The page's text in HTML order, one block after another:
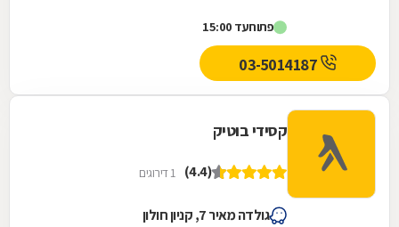
בידול וזהות של...
פתוחעד 15:00
קסידי בוטיק
(4.4) 1 דירוגים
גולדה מאיר 7, קניון חולון